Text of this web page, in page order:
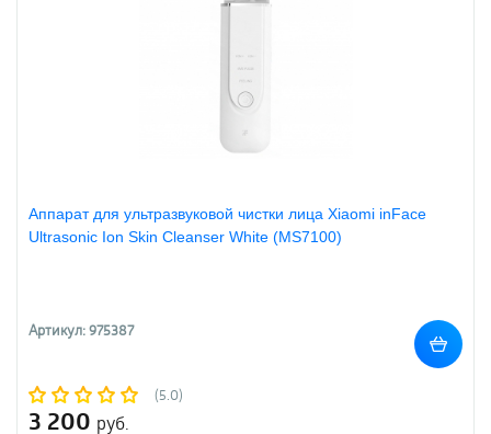
Аппарат для ультразвуковой чистки лица Xiaomi inFace
Ultrasonic Ion Skin Cleanser White (MS7100)
Артикул: 975387
(5.0)
3 200 руб.